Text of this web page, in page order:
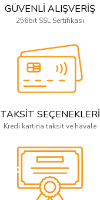
GÜVENLİ ALIŞVERİŞ
256bit SSL Sertifikası
TAKSİT SEÇENEKLERİ
Kredi kartına taksit ve havale